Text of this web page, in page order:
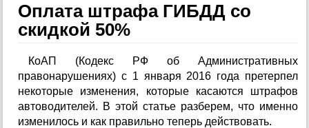
Оплата штрафа ГИБДД со
скидкой 50%
КоАП (Кодекс РФ об Административных
правонарушениях) с 1 января 2016 года претерпел
некоторые изменения, которые касаются штрафов
автоводителей. В этой статье разберем, что именно
изменилось и как правильно теперь действовать.